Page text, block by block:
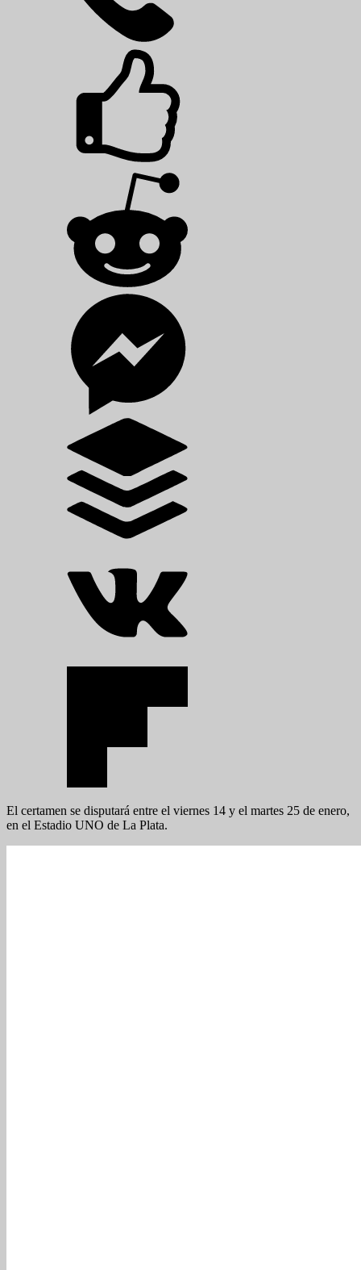
El certamen se disputará entre el viernes 14 y el martes 25 de enero,
en el Estadio UNO de La Plata.